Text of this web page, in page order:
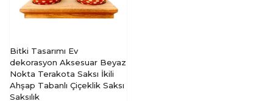
Bitki Tasarımı Ev
dekorasyon Aksesuar Beyaz
Nokta Terakota Saksı İkili
Ahşap Tabanlı Çiçeklik Saksı
Saksılık